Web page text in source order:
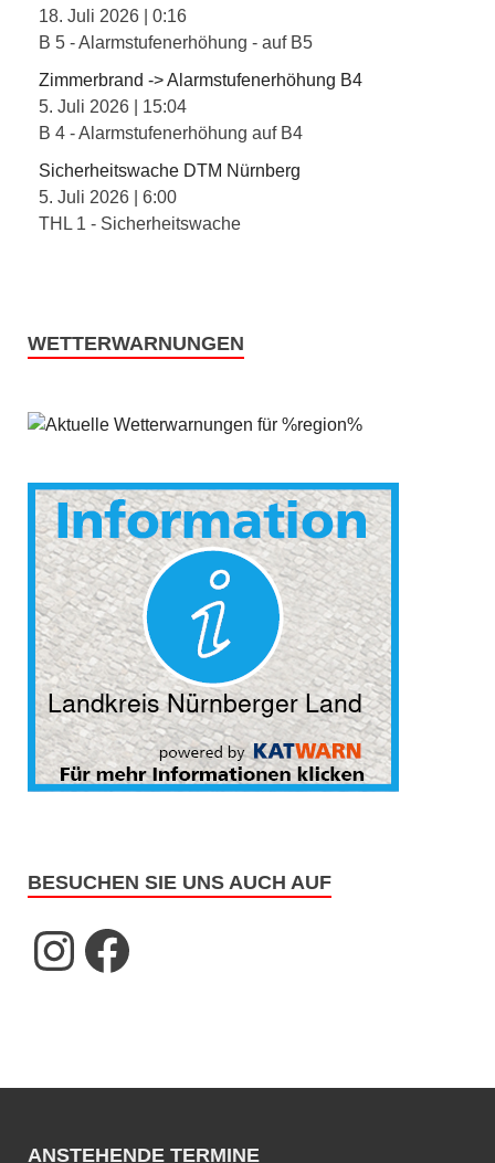
18. Juli 2026
0:16
B 5 - Alarmstufenerhöhung - auf B5
Zimmerbrand -> Alarmstufenerhöhung B4
5. Juli 2026
15:04
B 4 - Alarmstufenerhöhung auf B4
Sicherheitswache DTM Nürnberg
5. Juli 2026
6:00
THL 1 - Sicherheitswache
WETTERWARNUNGEN
BESUCHEN SIE UNS AUCH AUF
ANSTEHENDE TERMINE